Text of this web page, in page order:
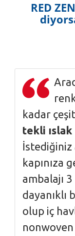
RED
kadar
tekli ıslak
İstediğiniz
kapınıza
ambalajı
dayanıklı
olup iç